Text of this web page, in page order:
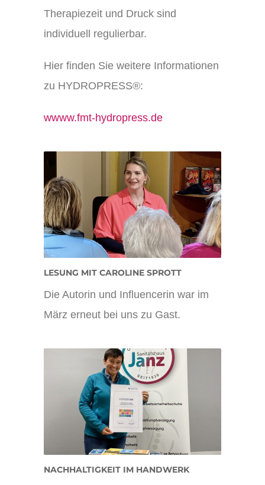
Therapiezeit und Druck sind
individuell regulierbar.
Hier finden Sie weitere Informationen
zu HYDROPRESS®:
wwww.fmt-hydropress.de
LESUNG MIT CAROLINE SPROTT
Die Autorin und Influencerin war im
März erneut bei uns zu Gast.
NACHHALTIGKEIT IM HANDWERK